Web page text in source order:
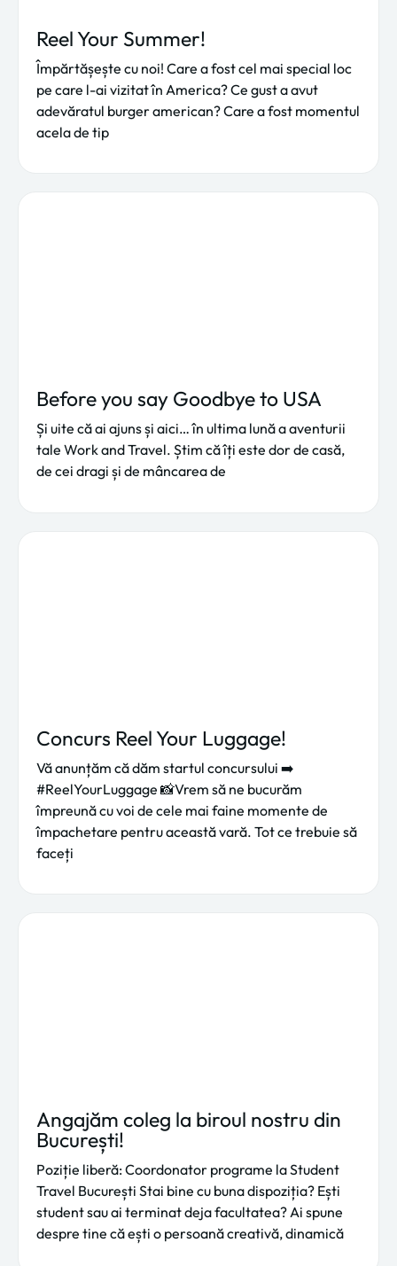
Reel Your Summer!
Împărtășește cu noi! Care a fost cel mai special loc
pe care l-ai vizitat în America? Ce gust a avut
adevăratul burger american? Care a fost momentul
acela de tip
Before you say Goodbye to USA
Și uite că ai ajuns și aici… în ultima lună a aventurii
tale Work and Travel. Știm că îți este dor de casă,
de cei dragi și de mâncarea de
Concurs Reel Your Luggage!
Vă anunțăm că dăm startul concursului ➡️
#ReelYourLuggage 📸Vrem să ne bucurăm
împreună cu voi de cele mai faine momente de
împachetare pentru această vară. Tot ce trebuie să
faceți
Angajăm coleg la biroul nostru din
București!
Poziție liberă: Coordonator programe la Student
Travel București Stai bine cu buna dispoziția? Ești
student sau ai terminat deja facultatea? Ai spune
despre tine că ești o persoană creativă, dinamică